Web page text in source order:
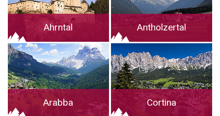
Ahrntal Antholzertal
Arabba Cortina